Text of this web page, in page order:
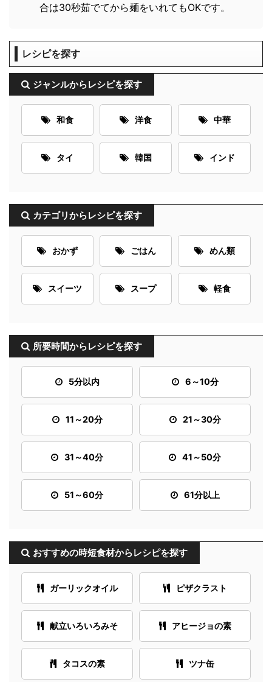
合は30秒茹でてから麺をいれてもOKです。
レシピを探す
ジャンルからレシピを探す
和食 洋食 中華
タイ 韓国 インド
カテゴリからレシピを探す
おかず ごはん めん類
スイーツ スープ 軽食
所要時間からレシピを探す
5分以内 6～10分
11～20分 21～30分
31～40分 41～50分
51～60分 61分以上
おすすめの時短食材からレシピを探す
ガーリックオイル ピザクラスト
献立いろいろみそ アヒージョの素
タコスの素 ツナ缶